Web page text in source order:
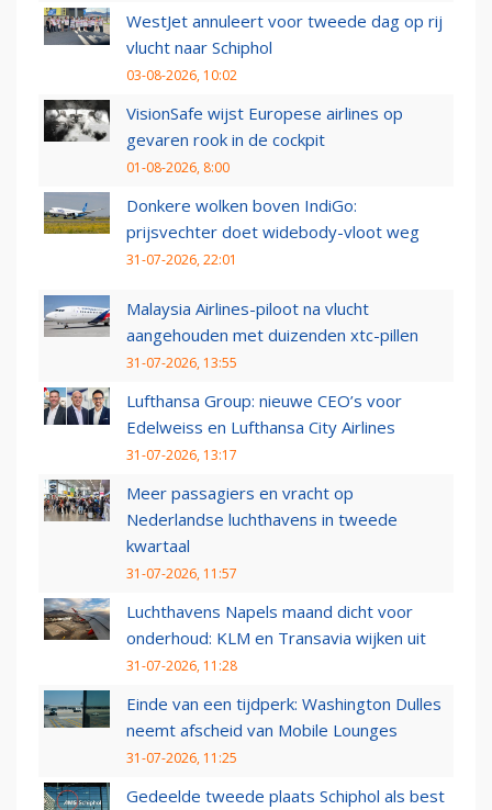
WestJet annuleert voor tweede dag op rij
vlucht naar Schiphol
03-08-2026, 10:02
VisionSafe wijst Europese airlines op
gevaren rook in de cockpit
01-08-2026, 8:00
Donkere wolken boven IndiGo:
prijsvechter doet widebody-vloot weg
31-07-2026, 22:01
Malaysia Airlines-piloot na vlucht
aangehouden met duizenden xtc-pillen
31-07-2026, 13:55
Lufthansa Group: nieuwe CEO’s voor
Edelweiss en Lufthansa City Airlines
31-07-2026, 13:17
Meer passagiers en vracht op
Nederlandse luchthavens in tweede
kwartaal
31-07-2026, 11:57
Luchthavens Napels maand dicht voor
onderhoud: KLM en Transavia wijken uit
31-07-2026, 11:28
Einde van een tijdperk: Washington Dulles
neemt afscheid van Mobile Lounges
31-07-2026, 11:25
Gedeelde tweede plaats Schiphol als best